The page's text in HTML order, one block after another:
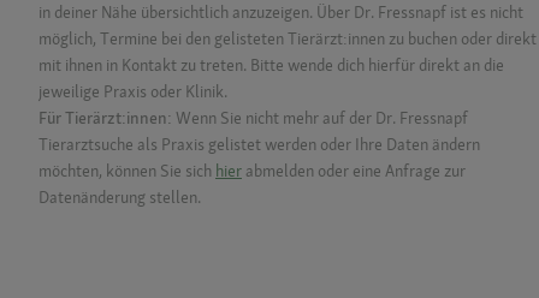
in deiner Nähe übersichtlich anzuzeigen. Über Dr. Fressnapf ist es nicht
möglich, Termine bei den gelisteten Tierärzt:innen zu buchen oder direkt
mit ihnen in Kontakt zu treten. Bitte wende dich hierfür direkt an die
jeweilige Praxis oder Klinik.
Für Tierärzt:innen: Wenn Sie nicht mehr auf der Dr. Fressnapf
Tierarztsuche als Praxis gelistet werden oder Ihre Daten ändern
möchten, können Sie sich hier abmelden oder eine Anfrage zur
Datenänderung stellen.